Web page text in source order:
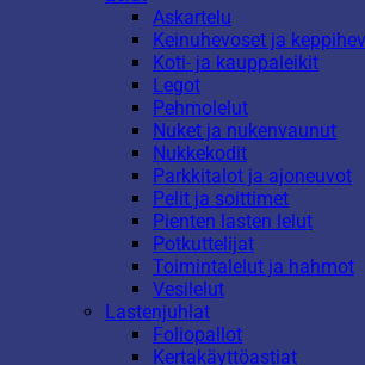
Askartelu
Keinuhevoset ja
Koti- ja kauppaleikit
Legot
Pehmolelut
Nuket ja nukenvaunut
Nukkekodit
Parkkitalot ja ajoneuvot
Pelit ja soittimet
Pienten lasten lelut
Potkuttelijat
Toimintalelut ja hahmot
Vesilelut
Lastenjuhlat
Foliopallot
Kertakäyttöastiat